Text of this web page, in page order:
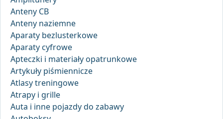
Anteny CB
Anteny naziemne
Aparaty bezlusterkowe
Aparaty cyfrowe
Apteczki i materiały opatrunkowe
Artykuły piśmiennicze
Atlasy treningowe
Atrapy i grille
Auta i inne pojazdy do zabawy